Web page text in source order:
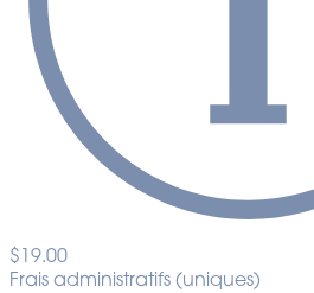
$19.00
Frais administratifs (uniques)